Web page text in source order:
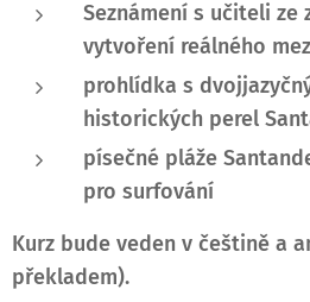
Seznámení s učiteli ze
vytvoření reálného
prohlídka s
historických perel
písečné pláže
pro surfování
Kurz bude veden v češtině a
překladem).